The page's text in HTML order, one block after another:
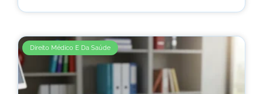
Direito Médico E Da Saúde